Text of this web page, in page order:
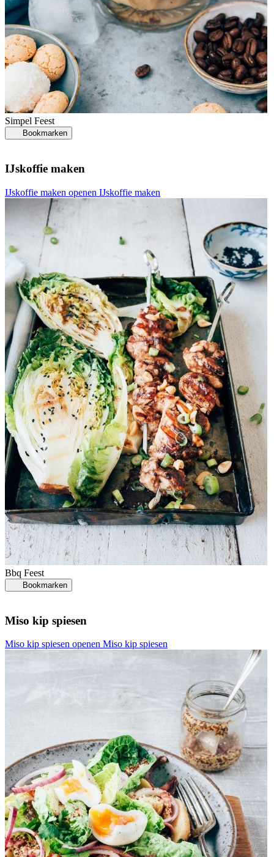
Simpel Feest
Bookmarken
IJskoffie maken
IJskoffie maken openen IJskoffie maken
Bbq Feest
Bookmarken
Miso kip spiesen
Miso kip spiesen openen Miso kip spiesen